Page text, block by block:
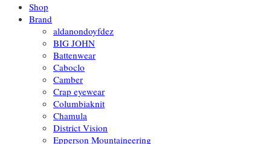
Shop
Brand
aldanondoyfdez
BIG JOHN
Battenwear
Caboclo
Camber
Crap eyewear
Columbiaknit
Chamula
District Vision
Epperson Mountaineering